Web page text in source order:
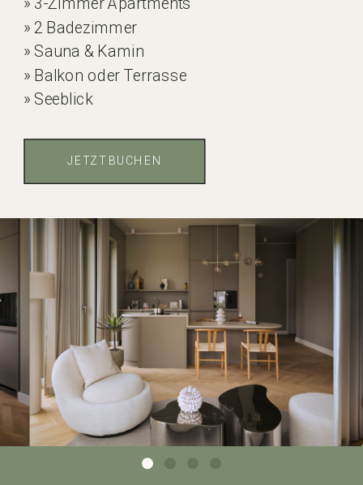
» 2 Badezimmer
» Sauna & Kamin
» Balkon oder Terrasse
» Seeblick
JETZT BUCHEN